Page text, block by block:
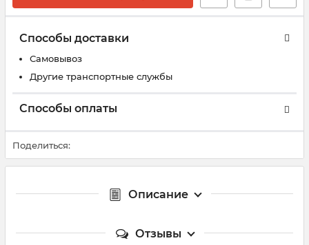
Способы доставки
Самовывоз
Другие транспортные службы
Способы оплаты
Поделиться:
Описание
Отзывы